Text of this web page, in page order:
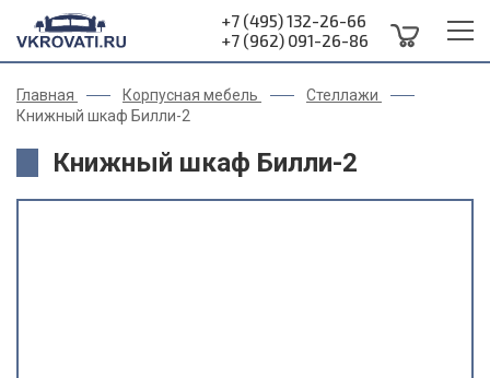
+7 (495) 132-26-66
+7 (962) 091-26-86
Главная Корпусная мебель
Стеллажи
Книжный шкаф Билли-2
Книжный шкаф Билли-2